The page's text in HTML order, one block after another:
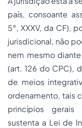
país, consoante
5°, XXXV, da CF),
jurisdicional, não
nem mesmo
(art. 126 do CPC),
de meios
ordenamento, tais
princípios
sustenta a Lei de